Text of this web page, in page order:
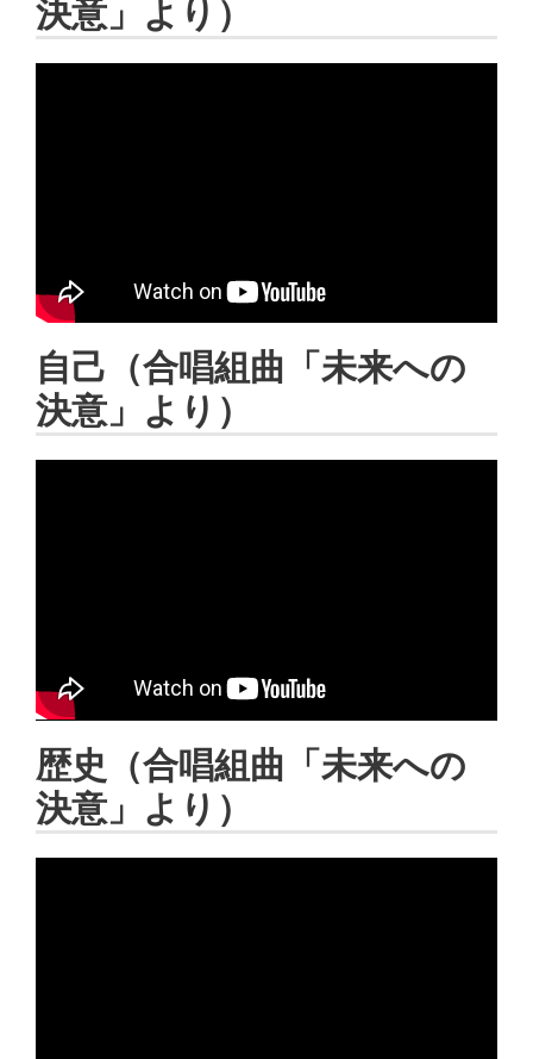
決意」より）
自己（合唱組曲「未来への
決意」より）
歴史（合唱組曲「未来への
決意」より）